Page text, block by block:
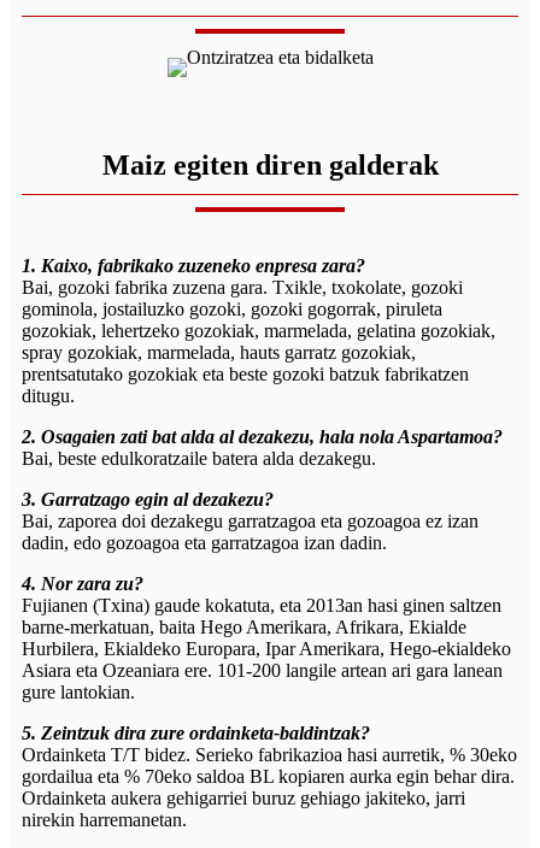
Maiz egiten diren galderak
1. Kaixo, fabrikako zuzeneko enpresa zara?
Bai, gozoki fabrika zuzena gara. Txikle, txokolate, gozoki
gominola, jostailuzko gozoki, gozoki gogorrak, piruleta
gozokiak, lehertzeko gozokiak, marmelada, gelatina gozokiak,
spray gozokiak, marmelada, hauts garratz gozokiak,
prentsatutako gozokiak eta beste gozoki batzuk fabrikatzen
ditugu.
2. Osagaien zati bat alda al dezakezu, hala nola Aspartamoa?
Bai, beste edulkoratzaile batera alda dezakegu.
3. Garratzago egin al dezakezu?
Bai, zaporea doi dezakegu garratzagoa eta gozoagoa ez izan
dadin, edo gozoagoa eta garratzagoa izan dadin.
4. Nor zara zu?
Fujianen (Txina) gaude kokatuta, eta 2013an hasi ginen saltzen
barne-merkatuan, baita Hego Amerikara, Afrikara, Ekialde
Hurbilera, Ekialdeko Europara, Ipar Amerikara, Hego-ekialdeko
Asiara eta Ozeaniara ere. 101-200 langile artean ari gara lanean
gure lantokian.
5. Zeintzuk dira zure ordainketa-baldintzak?
Ordainketa T/T bidez. Serieko fabrikazioa hasi aurretik, % 30eko
gordailua eta % 70eko saldoa BL kopiaren aurka egin behar dira.
Ordainketa aukera gehigarriei buruz gehiago jakiteko, jarri
nirekin harremanetan.